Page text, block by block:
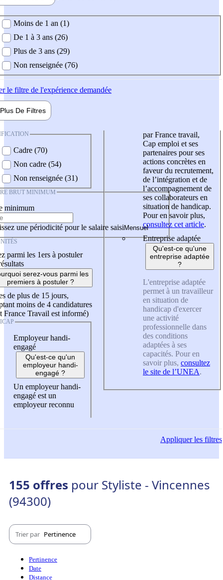
demandée
Moins de 1 an (1)
De 1 à 3 ans (26)
Plus de 3 ans (29)
Non renseignée (76)
le filtre de l'expérience demandée
Plus De Filtres
Cadre (70)
Non cadre (54)
Non renseignée (31)
BRUT MINIMUM
minimum
une périodicité pour le salaire saisi
parmi les 1ers à postuler
serez-vous parmi les
premiers à postuler ?
de plus de 15 jours,
moins de 4 candidatures
France Travail est informé)
Employeur handi-
engagé
Qu'est-ce qu'un
employeur handi-
engagé ?
Un employeur handi-
engagé est un
employeur reconnu
par France travail,
Cap emploi et ses
partenaires pour ses
actions concrètes en
faveur du recrutement,
de l’intégration et de
l’accompagnement de
ses collaborateurs en
situation de handicap.
Pour en savoir plus,
consultez cet article.
Entreprise adaptée
Qu'est-ce qu'une
entreprise adaptée
?
L'entreprise adaptée
permet à un travailleur
en situation de
handicap d'exercer
une activité
professionnelle dans
des conditions
adaptées à ses
capacités. Pour en
savoir plus, consultez
le site de l’UNEA.
Appliquerles filtres
155 offres pour Styliste - Vincennes
(94300)
Trier par Pertinence
Pertinence
Date
Distance